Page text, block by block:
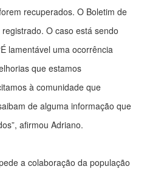
recuperados. O Boletim de
O caso está sendo
lamentável uma ocorrência
que estamos
à comunidade que
de alguma informação que
afirmou Adriano.
a colaboração da população